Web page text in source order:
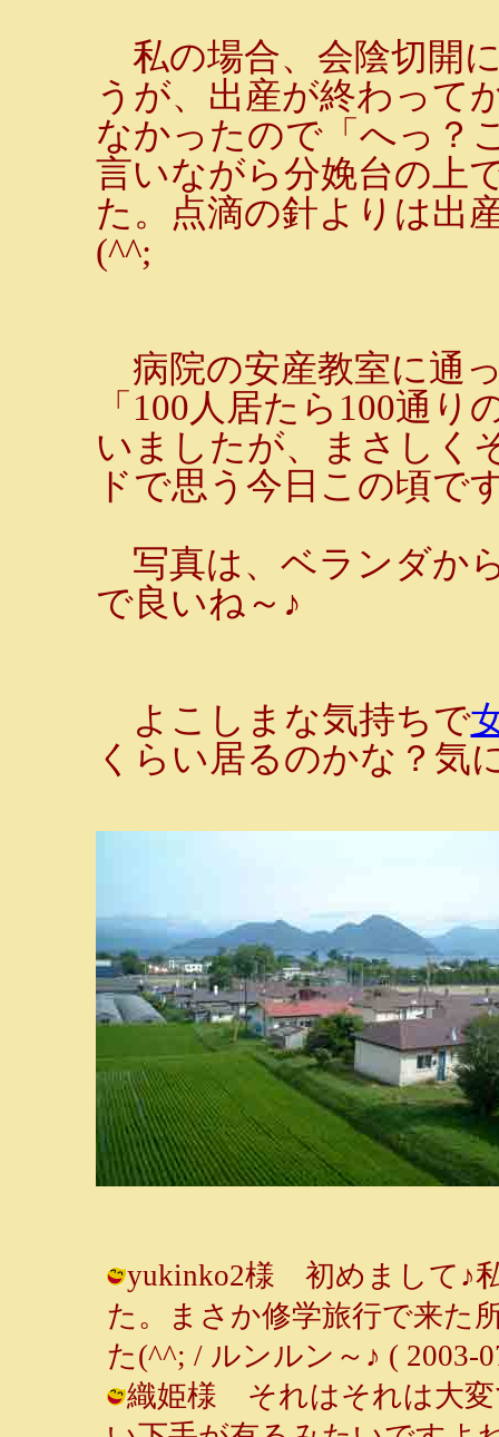
私の場合、会陰切開
うが、出産が終わって
なかったので「へっ？
言いながら分娩台の上
た。点滴の針よりは出
(^^;
病院の安産教室に通
「100人居たら100通
いましたが、まさしく
ドで思う今日この頃で
写真は、ベランダか
で良いね～♪
よこしまな気持ちで
くらい居るのかな？気
yukinko2様 初めまして♪
た。まさか修学旅行で来た
た(^^; / ルンルン～♪ ( 2003-
織姫様 それはそれは大変